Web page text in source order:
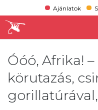
Ajánlatok
Óóó, Afrika!
körutazás,